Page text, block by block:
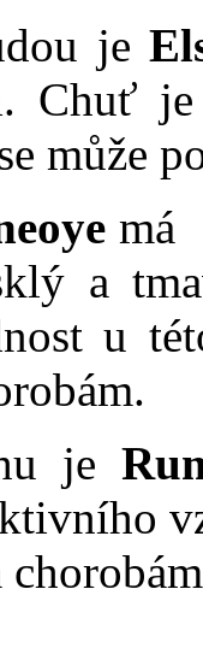
je
Chuť
může
má
a
u
je